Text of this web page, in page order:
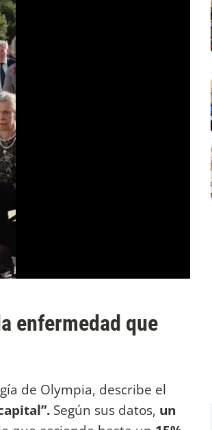
enfermedad que
de Olympia, describe el
Según sus datos, un